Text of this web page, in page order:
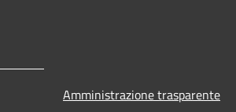
Amministrazione trasparente